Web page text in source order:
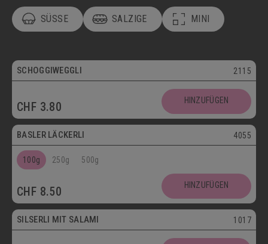
SÜSSE SALZIGE MINI
SÜSSE KÖSTLICHKEITEN
SÜSSGEBÄCK
KUCHEN/TORTEN/CAKES/WÄHEN LÄGGERLI
SCHOKOLADENSPEZIALITÄTEN
MAIKÄFER
SALZIGE KÖSTLICHKEITEN
SCHOGGIWEGGLI 2115
CHF 3.80 HINZUFÜGEN
Vegetarisch
BASLER LÄCKERLI 4055
100g 250g 500g
CHF 8.50 HINZUFÜGEN
SILSERLI MIT SALAMI 1017